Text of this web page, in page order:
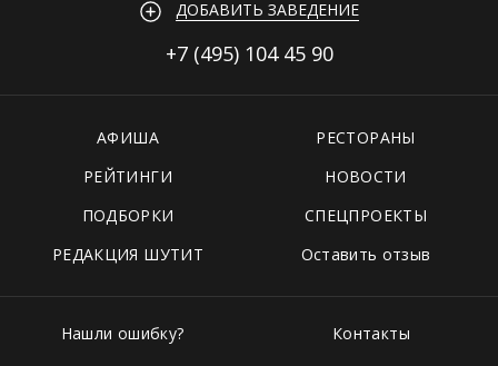
ДОБАВИТЬ ЗАВЕДЕНИЕ
+7 (495) 104 45 90
АФИША
РЕСТОРАНЫ
РЕЙТИНГИ
НОВОСТИ
ПОДБОРКИ
СПЕЦПРОЕКТЫ
РЕДАКЦИЯ ШУТИТ
Оставить отзыв
Нашли ошибку?
Контакты